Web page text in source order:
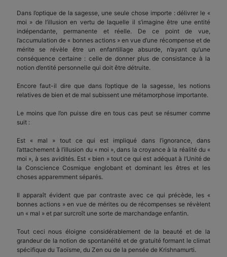
Dans l’optique de la sagesse, une seule chose importe : délivrer le «
moi » de l’illusion en vertu de laquelle il s’imagine être une entité
indépendante, permanente et réelle. De ce point de vue,
l’accumulation de « bonnes actions » en vue d’une récompense et de
mérite se révèle être un enfantillage absurde, n’ayant qu’une
conséquence certaine : celle de donner plus de consistance à la
notion d’entité personnelle qui doit être détruite.
Encore faut-il dire que dans l’optique de la sagesse, les notions
relatives de bien et de mal subissent une métamorphose importante.
Le moins que l’on puisse dire en tous cas peut se résumer comme
suit :
Est « mal » tout ce qui est impliqué dans l’ignorance, dans
l’attachement à l’illusion du « moi », dans la croyance à la réalité du «
moi », à ses avidités. Est « bien » tout ce qui est adéquat à l’Unité de
la Conscience Cosmique englobant et dominant les êtres et les
choses apparemment séparés.
Il apparaît évident que par contraste avec ce qui précède, les «
bonnes actions » en vue de mérites ou de récompenses se révèlent
un « mal » et par surcroît une sorte de marchandage enfantin.
Tout ceci nous éloigne considérablement de la beauté et de la
grandeur de la notion de spontanéité et de gratuité formant le climat
spécifique du Taoïsme, du Zen ou de la pensée de Krishnamurti.